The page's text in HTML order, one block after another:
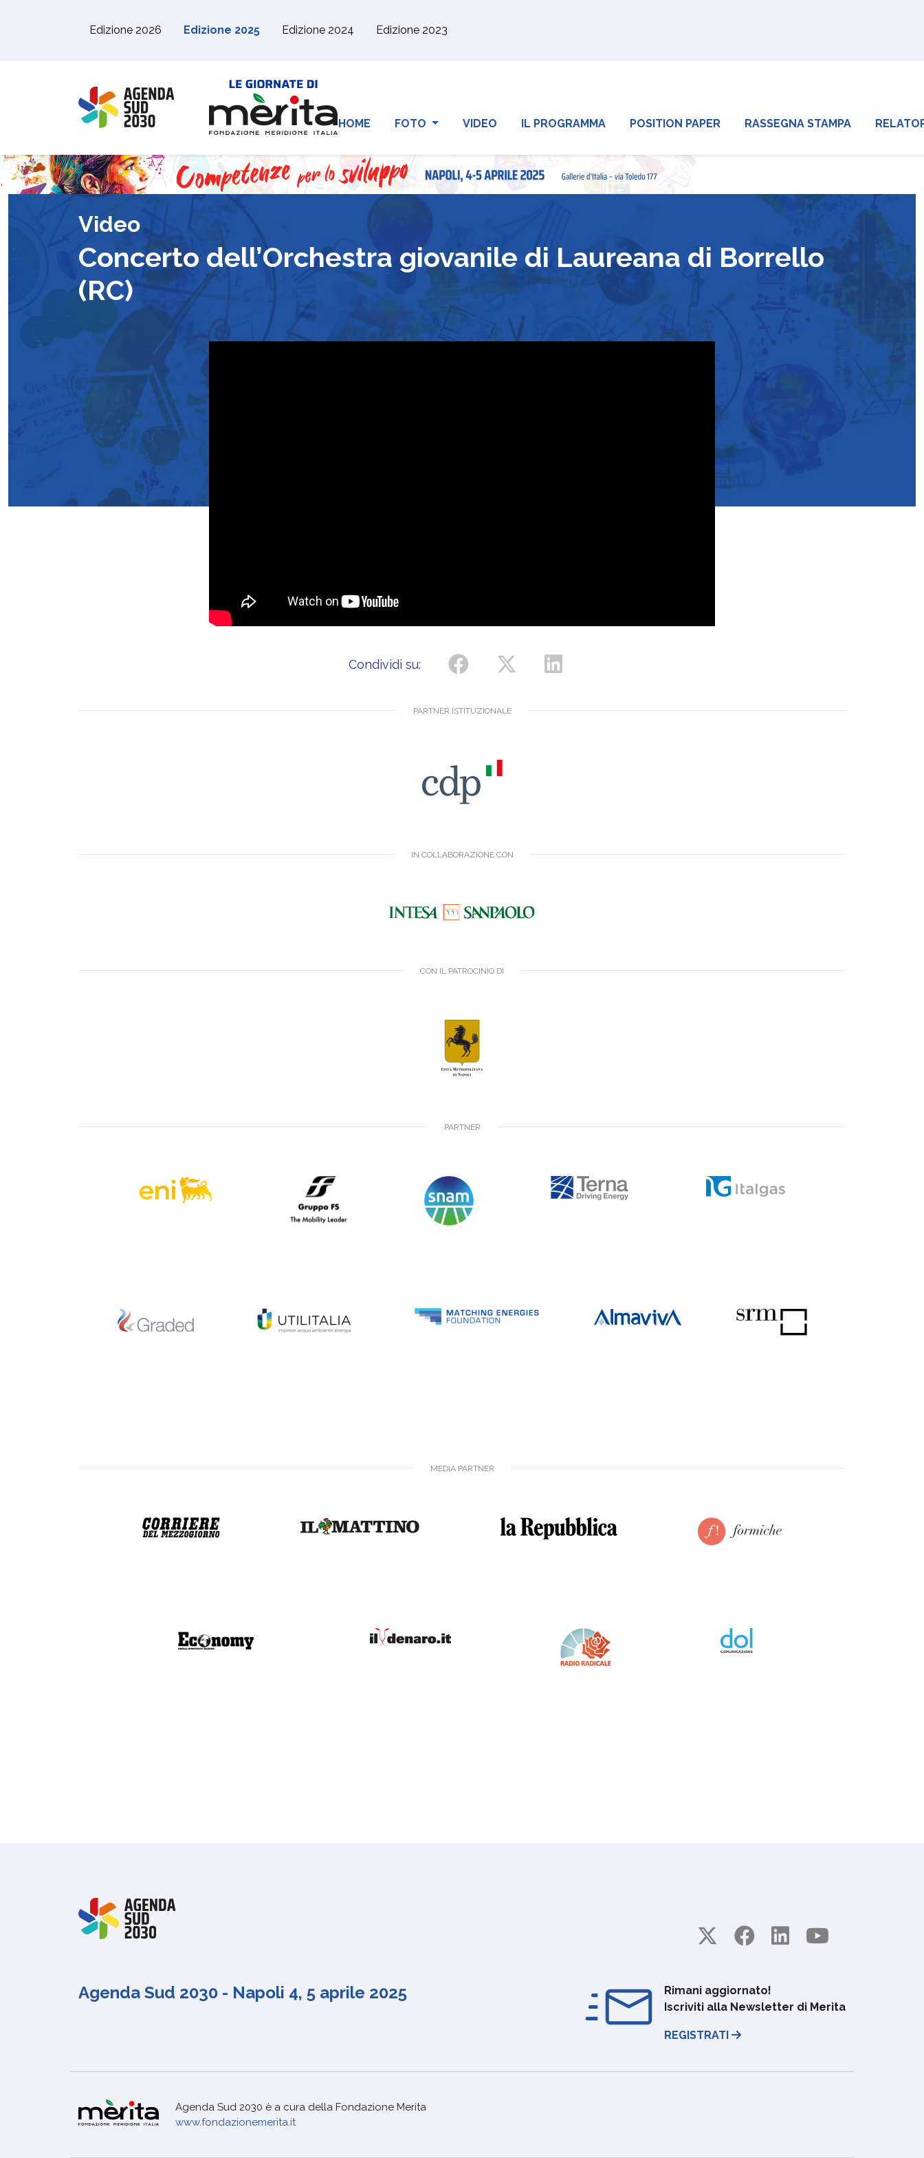
Edizione 2026
Edizione 2025 Edizione 2024 Edizione 2023
HOME FOTO VIDEO IL PROGRAMMA POSITION PAPER RASSEGNA STAMPA
Video
Concerto dell’Orchestra giovanile di Laureana di Borrello
(RC)
Condividi su:
PARTNER ISTITUZIONALE
IN COLLABORAZIONE CON
CON IL PATROCINIO DI
PARTNER
MEDIA PARTNER
Agenda Sud 2030 - Napoli 4, 5 aprile 2025
Rimani aggiornato!
Iscriviti alla Newsletter di Merita
REGISTRATI
Agenda Sud 2030 è a cura della Fondazione Merita
www.fondazionemerita.it